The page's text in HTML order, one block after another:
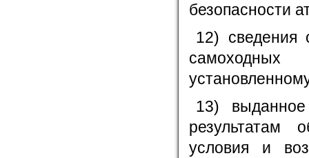
безопасности
12) сведения
самоходных
13) выданное
результатам
условия и